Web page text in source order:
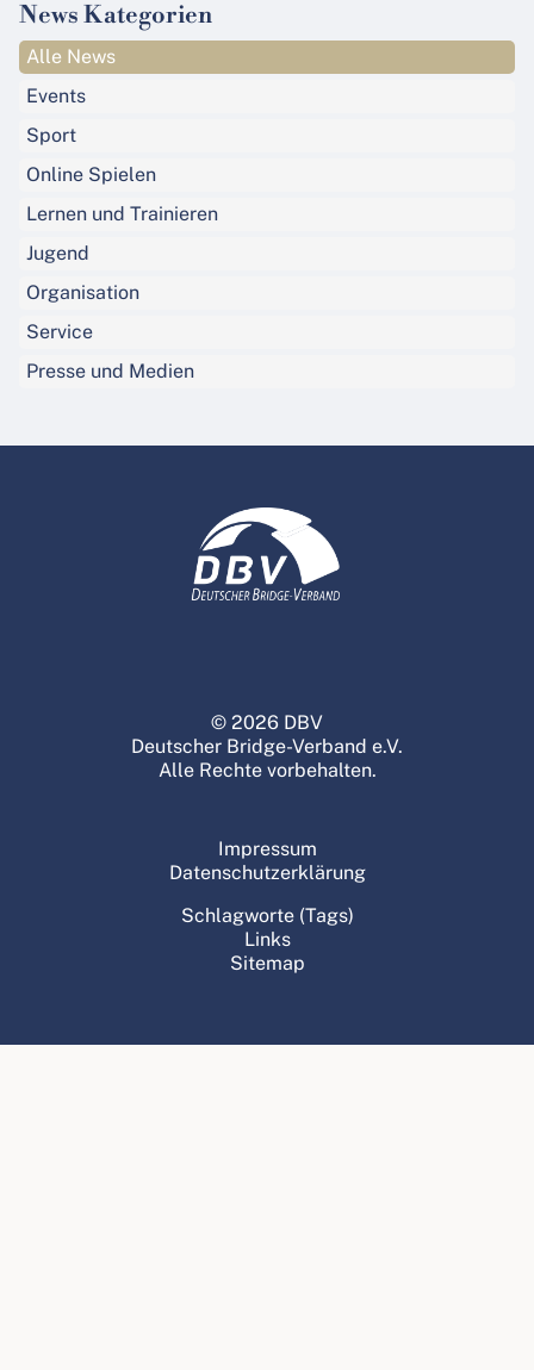
News Kategorien
Alle News
Events
Sport
Online Spielen
Lernen und Trainieren
Jugend
Organisation
Service
Presse und Medien
© 2026 DBV
Deutscher Bridge-Verband e.V.
Alle Rechte vorbehalten.
Impressum
Datenschutzerklärung
Schlagworte (Tags)
Links
Sitemap